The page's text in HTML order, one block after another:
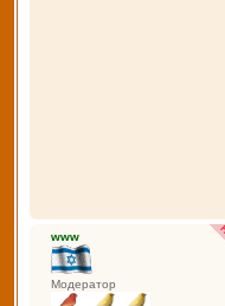
www
Модератор